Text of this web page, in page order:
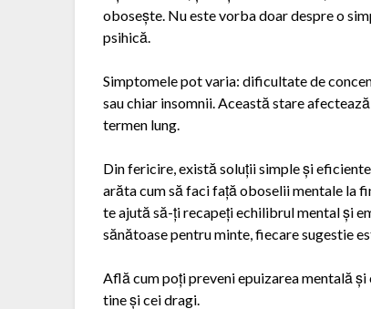
obosește. Nu este vorba doar despre o
psihică.
Simptomele pot varia: dificultate de
sau chiar insomnii. Această stare
termen lung.
Din fericire, există soluții simple și
arăta cum să faci față oboselii mentale la
te ajută să-ți recapeți echilibrul mental și
sănătoase pentru minte, fiecare sugestie
Află cum poți preveni epuizarea mentală
tine și cei dragi.